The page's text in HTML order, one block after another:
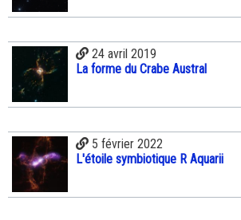
24 avril 2019
La forme du Crabe Austral
5 février 2022
L'étoile symbiotique R Aquarii